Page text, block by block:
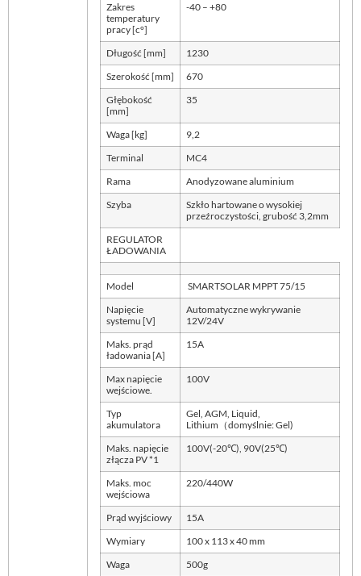
Zakres
temperatury
pracy [c°]
-40 – +80
Długość [mm] 1230
Szerokość [mm] 670
Głębokość
[mm]
35
Waga [kg] 9,2
Terminal MC4
Rama Anodyzowane aluminium
Szyba
Szkło hartowane o wysokiej
przeźroczystości, grubość 3,2mm
REGULATOR
ŁADOWANIA
Model SMARTSOLAR MPPT 75/15
Napięcie
systemu [V]
Automatyczne wykrywanie
12V/24V
Maks. prąd
ładowania [A]
15A
Max napięcie
wejściowe.
100V
Typ
akumulatora
Gel, AGM, Liquid,
Lithium（domyślnie: Gel)
Maks. napięcie
złącza PV *1
100V(-20℃), 90V(25℃)
Maks. moc
wejściowa
220/440W
Prąd wyjściowy 15A
Wymiary 100 x 113 x 40 mm
Waga 500g